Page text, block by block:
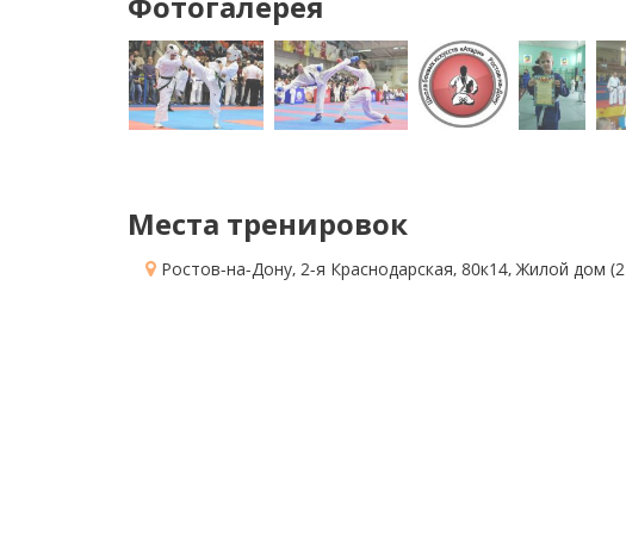
Места тренировок
Ростов-на-Дону, 2-я Краснодарская, 80к14, Жилой дом